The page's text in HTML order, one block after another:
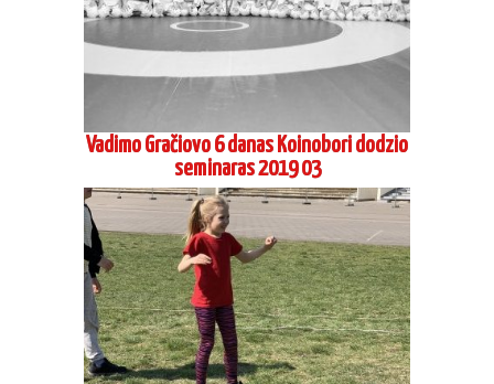
Vadimo Gračiovo 6 danas Koinobori dodzio
seminaras 2019 03